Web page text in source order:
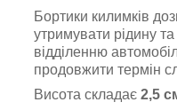
Бортики килимків
утримувати рідину
відділенню
продовжити термін
Висота складає 2,5